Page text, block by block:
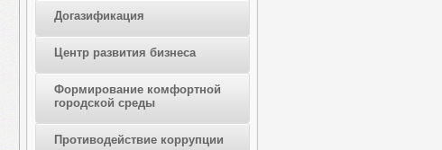
Догазификация
Центр развития бизнеса
Формирование комфортной
городской среды
Противодействие коррупции